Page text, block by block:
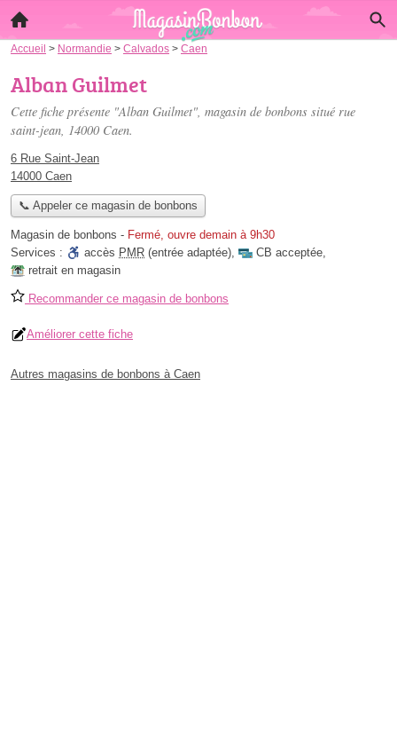
Accueil > Normandie > Calvados > Caen
Alban Guilmet
Cette fiche présente "Alban Guilmet", magasin de bonbons situé rue
saint-jean, 14000 Caen.
6 Rue Saint-Jean
14000 Caen
📞 Appeler ce magasin de bonbons
Magasin de bonbons - Fermé, ouvre demain à 9h30
Services :
accès PMR (entrée adaptée), CB acceptée,
retrait en magasin
Recommander ce magasin de bonbons
Améliorer cette fiche
Autres magasins de bonbons à Caen